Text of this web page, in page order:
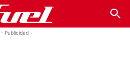
- Publicidad -